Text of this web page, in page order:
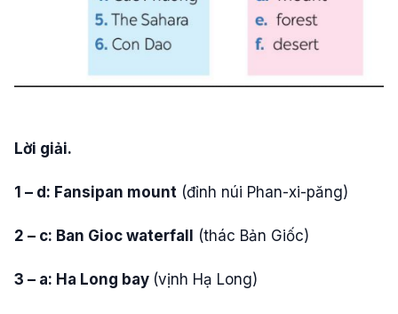
Lời giải.
1 – d: Fansipan mount (đỉnh núi Phan-xi-păng)
2 – c: Ban Gioc waterfall (thác Bản Giốc)
3 – a: Ha Long bay (vịnh Hạ Long)